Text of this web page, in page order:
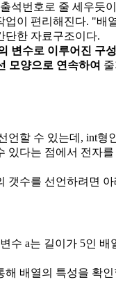
석번호로 줄 세우듯
업이 편리해진다. "배
단한 자료구조이다.
변수로 이루어진 구
모양으로 연속하여
언할 수 있는데, int형
있다는 점에서 전자
갯수를 선언하려면
수 a는 길이가 5인 배
해 배열의 특성을 확